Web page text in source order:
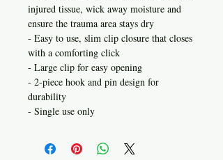
injured tissue, wick away moisture and
ensure the trauma area stays dry
- Easy to use, slim clip closure that closes
with a comforting click
- Large clip for easy opening
- 2-piece hook and pin design for
durability
- Single use only